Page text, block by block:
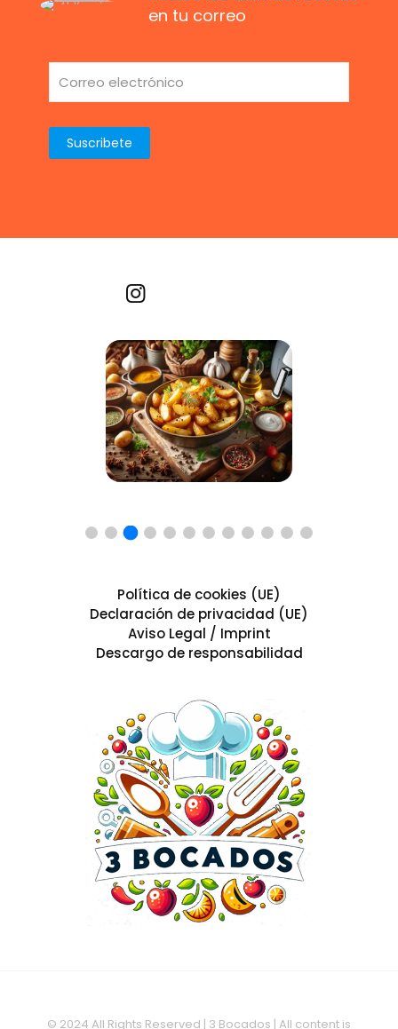
en tu correo
Política de cookies (UE)
Declaración de privacidad (UE)
Aviso Legal / Imprint
Descargo de responsabilidad
© 2024 All Rights Reserved | 3 Bocados | All content is